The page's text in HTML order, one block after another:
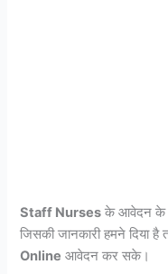
Staff Nurses के आवेदन के
जिसकी जानकारी हमने दिया है
Online आवेदन कर सके।